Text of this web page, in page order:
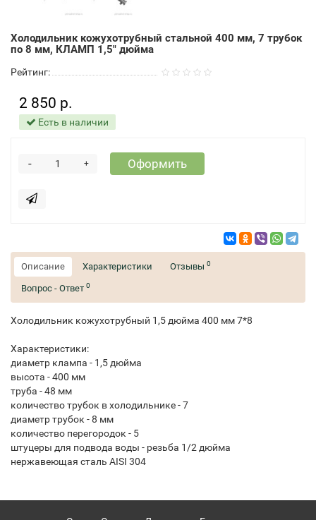
Холодильник кожухотрубный стальной 400 мм, 7 трубок
по 8 мм, КЛАМП 1,5" дюйма
Рейтинг:
2 850 р.
Есть в наличии
+
- Оформить
Описание Характеристики Отзывы 0
Вопрос - Ответ 0
Холодильник кожухотрубный 1,5 дюйма 400 мм 7*8
Характеристики:
диаметр клампа - 1,5 дюйма
высота - 400 мм
труба - 48 мм
количество трубок в холодильнике - 7
диаметр трубок - 8 мм
количество перегородок - 5
штуцеры для подвода воды - резьба 1/2 дюйма
нержавеющая сталь AISI 304